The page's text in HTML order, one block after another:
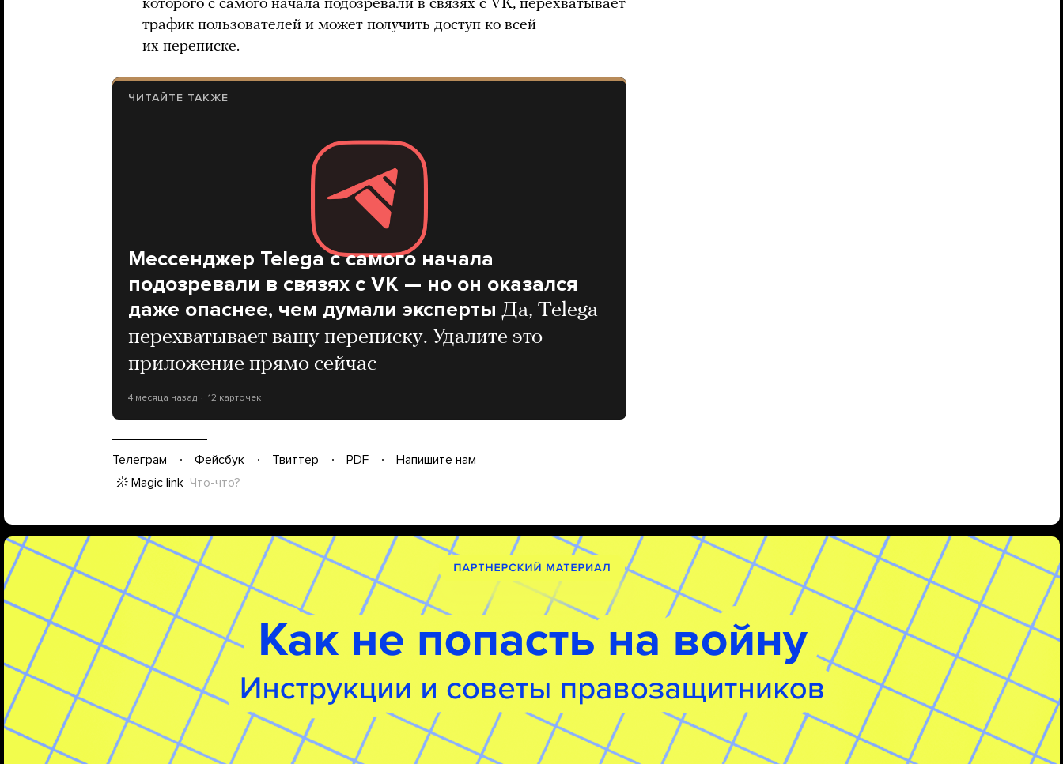
которого с самого начала подозревали в связях с VK, перехватывает
трафик пользователей и может получить доступ ко всей
их переписке.
ЧИТАЙТЕ ТАКЖЕ
Мессенджер Telega с самого начала
подозревали в связях с VK — но он оказался
даже опаснее, чем думали эксперты Да, Telega
перехватывает вашу переписку. Удалите это
приложение прямо сейчас
4 месяца назад 12 карточек
Телеграм Фейсбук Твиттер PDF
Напишите нам
Magic link Что-что?